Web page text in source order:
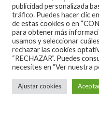
Puedes comprar tu
en:
https://metaltrip.com/
publicidad personalizada
tráfico. Puedes hacer clic
de estas cookies o en
para obtener más
usamos y seleccionar
rechazar las cookies
“RECHAZAR”. Puedes
necesites en “Ver nuestra
Ajustar cookies